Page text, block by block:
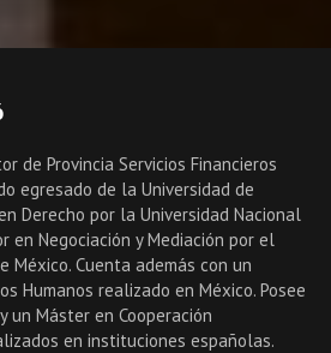
de Provincia Servicios Financieros
egresado de la Universidad de
Derecho por la Universidad Nacional
en Negociación y Mediación por el
México. Cuenta además con un
Humanos realizado en México. Posee
un Máster en Cooperación
en instituciones españolas.